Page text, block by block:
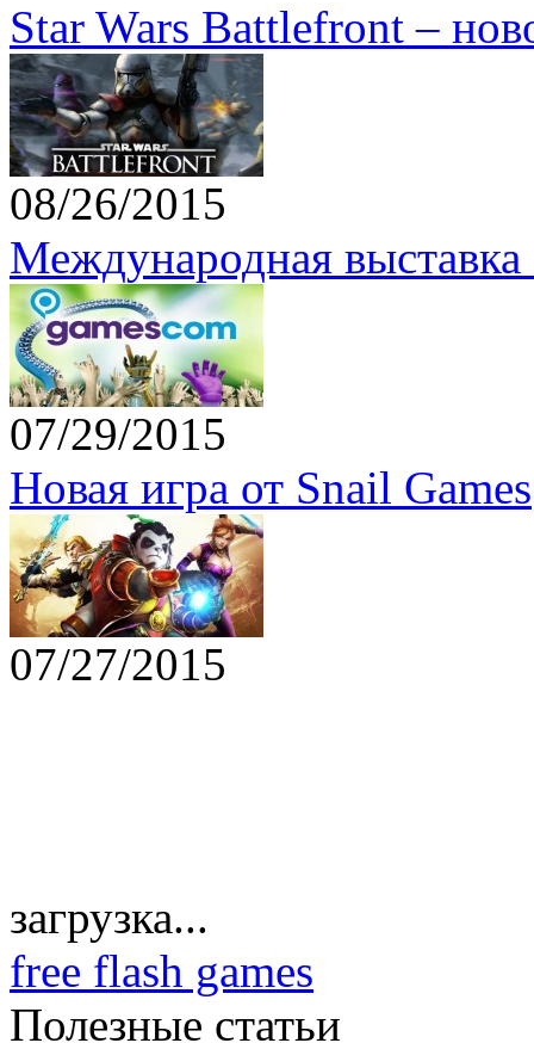
Star Wars Battlefront –
08/26/2015
Международная
07/29/2015
Новая игра от Snail Games
07/27/2015
загрузка...
free flash games
Полезные статьи